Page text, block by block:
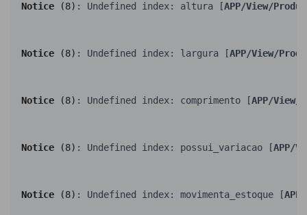
Notice (8) : Undefined index: altura [APP/View/
Notice (8) : Undefined index: largura [APP/View/
Notice (8) : Undefined index: comprimento [APP/
Notice (8) : Undefined index: possui_variacao [APP/
Notice (8) : Undefined index: movimenta_estoque [